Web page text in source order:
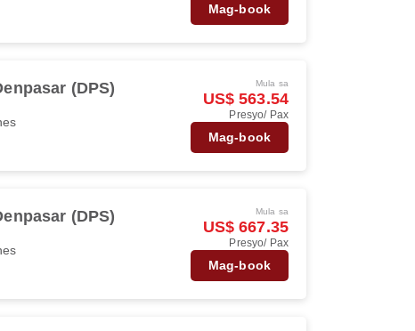
Mag-book
(DPS) Mula sa
US$ 563.54
Presyo/ Pax
Mag-book
(DPS) Mula sa
US$ 667.35
Presyo/ Pax
Mag-book